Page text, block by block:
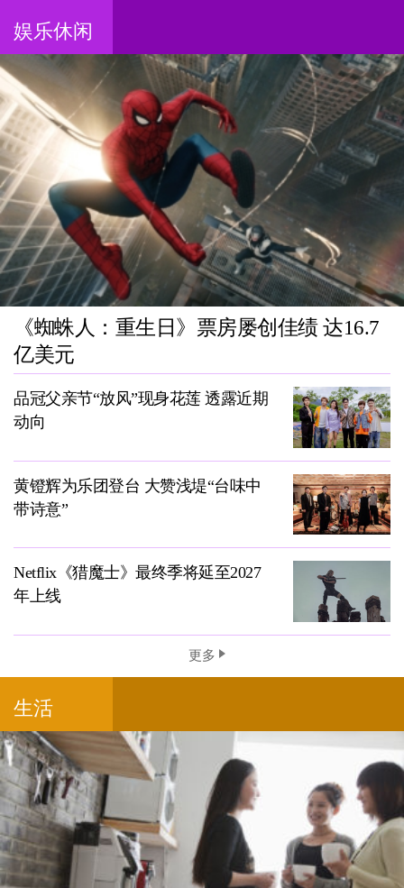
娱乐休闲
《蜘蛛人：重生日》票房屡创佳绩 达16.7
亿美元
品冠父亲节“放风”现身花莲 透露近期
动向
黄镫辉为乐团登台 大赞浅堤“台味中
带诗意”
Netflix《猎魔士》最终季将延至2027
年上线
更多
生活